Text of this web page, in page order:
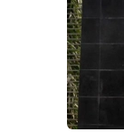
আজকের
আজকের
ঢাবি